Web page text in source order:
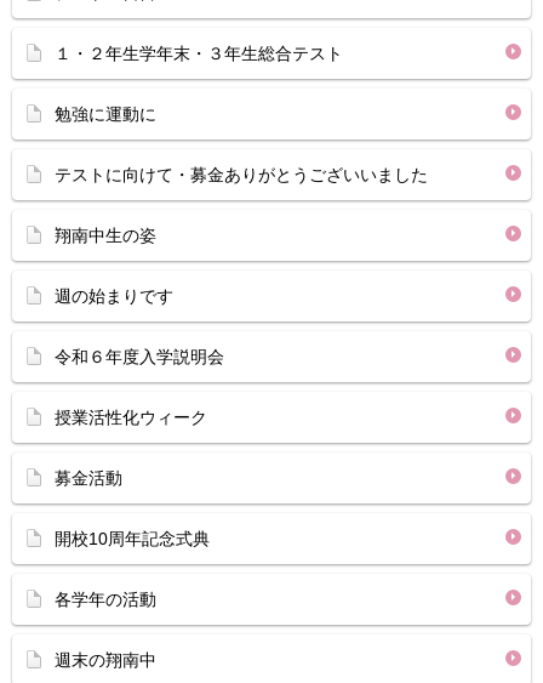
１・２年生学年末・３年生総合テスト
勉強に運動に
テストに向けて・募金ありがとうございいました
翔南中生の姿
週の始まりです
令和６年度入学説明会
授業活性化ウィーク
募金活動
開校10周年記念式典
各学年の活動
週末の翔南中